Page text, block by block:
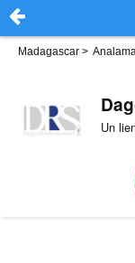
Madagascar >
Un